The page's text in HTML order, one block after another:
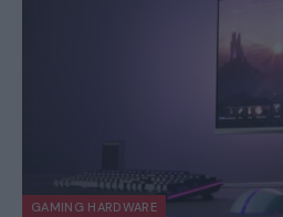
GAMING HARDWARE